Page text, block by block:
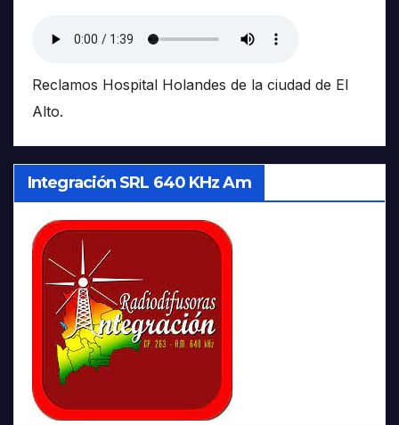
Reclamos Hospital Holandes de la ciudad de El
Alto.
Integración SRL 640 KHz Am